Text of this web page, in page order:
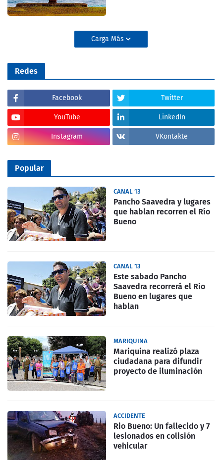
Carga Más
Redes
Facebook Twitter
YouTube LinkedIn
Instagram VKontakte
Popular
CANAL 13
Pancho Saavedra y lugares
que hablan recorren el Río
Bueno
CANAL 13
Este sabado Pancho
Saavedra recorrerá el Rio
Bueno en lugares que
hablan
MARIQUINA
Mariquina realizó plaza
ciudadana para difundir
proyecto de iluminación
ACCIDENTE
Rio Bueno: Un fallecido y 7
lesionados en colisión
vehicular